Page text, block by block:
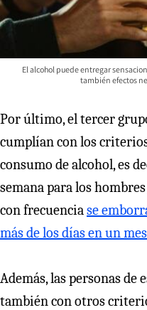
El alcohol puede entregar
también efectos
Por último, el tercer
cumplían con los
consumo de alcohol, es
semana para los
con frecuenciase
más de los días en un
Además, las personas
también con otros